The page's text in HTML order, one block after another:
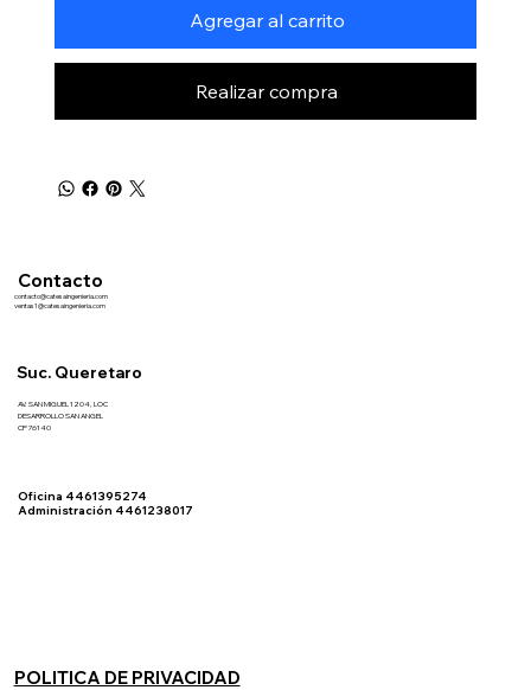
Agregar al carrito
Realizar compra
contacto@catesaingenieria.com
ventas1@catesaingenieria.com
POLITICA DE PRIVACIDAD
Contacto
Oficina 4461395274
Administración 4461238017
Suc. Queretaro
AV. SAN MIGUEL 1204, LOC
DESARROLLO SAN ANGEL
CP 76140